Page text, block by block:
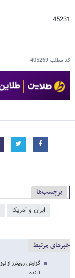
45231
کد مطلب405269
برچسب‌ها
ایران و آمریکا
خبرهای مرتبط
آینده…